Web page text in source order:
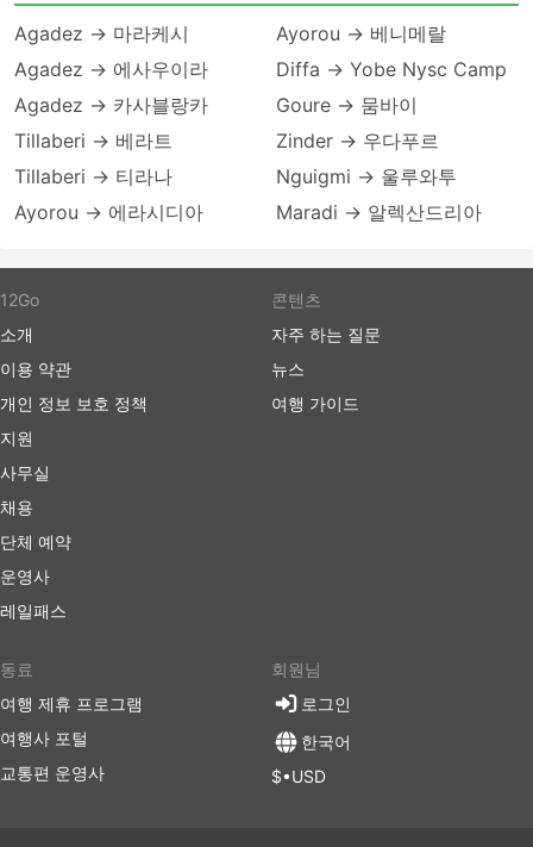
Agadez → 마라케시
Agadez → 에사우이라
Agadez → 카사블랑카
Tillaberi → 베라트
Tillaberi → 티라나
Ayorou → 에라시디아
Ayorou → 베니메랄
Diffa → Yobe Nysc Camp
Goure → 뭄바이
Zinder → 우다푸르
Nguigmi → 울루와투
Maradi → 알렉산드리아
12Go
소개
이용 약관
개인 정보 보호 정책
지원
사무실
채용
단체 예약
운영사
레일패스
콘텐츠
자주 하는 질문
뉴스
여행 가이드
동료
여행 제휴 프로그램
여행사 포털
교통편 운영사
회원님
로그인
한국어
$•USD